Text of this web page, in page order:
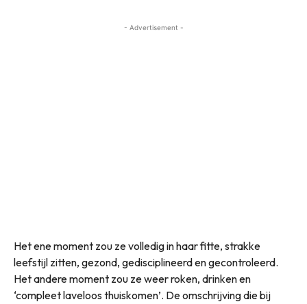
- Advertisement -
Het ene moment zou ze volledig in haar fitte, strakke
leefstijl zitten, gezond, gedisciplineerd en gecontroleerd.
Het andere moment zou ze weer roken, drinken en
‘compleet laveloos thuiskomen’. De omschrijving die bij